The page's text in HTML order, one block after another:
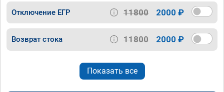
Отключение ЕГР 11800 2000 ₽
Возврат стока 11800 2000 ₽
Показать все